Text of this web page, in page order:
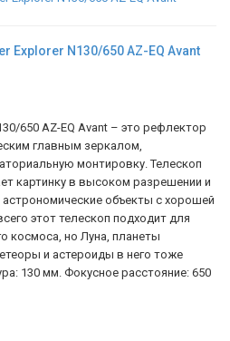
Explorer N130/650 AZ-EQ Avant
650 AZ-EQ Avant – это рефлектор
главным зеркалом,
монтировку. Телескоп
картинку в высоком разрешении и
объекты с хорошей
этот телескоп подходит для
космоса, но Луна, планеты
и астероиды в него тоже
130 мм. Фокусное расстояние: 650